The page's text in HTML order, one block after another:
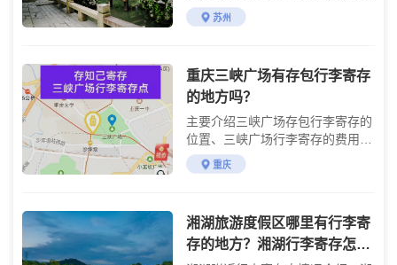
介绍
苏州
重庆三峡广场有存包行李寄存
的地方吗？
主要介绍三峡广场存包行李寄存的
位置、三峡广场行李寄存的费用及
三峡广场游玩攻略
重庆
湘湖旅游度假区哪里有行李寄
存的地方？湘湖行李寄存怎么